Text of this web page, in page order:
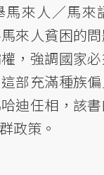
馬來人／馬來
來人貧困的
，強調國家
部充滿種族
迪任相，該
政策。